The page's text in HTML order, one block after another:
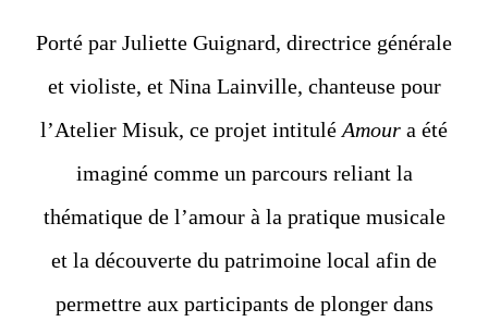
Porté par Juliette Guignard, directrice générale
et violiste, et Nina Lainville, chanteuse pour
l’Atelier Misuk, ce projet intitulé Amour a été
imaginé comme un parcours reliant la
thématique de l’amour à la pratique musicale
et la découverte du patrimoine local afin de
permettre aux participants de plonger dans